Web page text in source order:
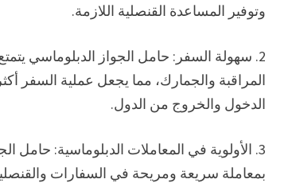
وتوفير المساعدة القنصلية اللازمة.
2. سهولة السفر: حامل الجواز الدبلوماسي
المراقبة والجمارك، مما يجعل عملية السفر
الدخول والخروج من الدول.
3. الأولوية في المعاملات الدبلوماسية: حامل
بمعاملة سريعة ومريحة في السفارات